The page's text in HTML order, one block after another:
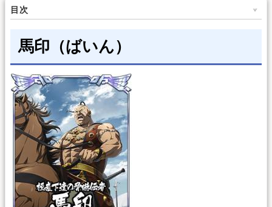
目次
馬印（ばいん）